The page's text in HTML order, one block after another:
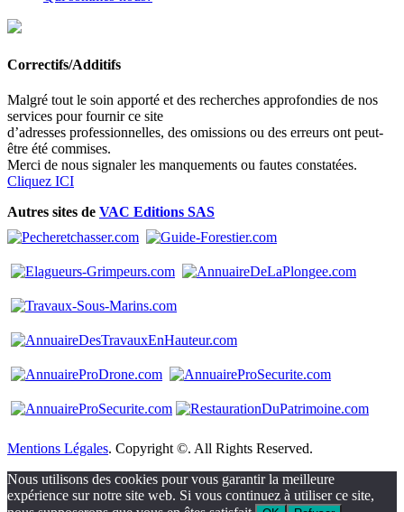
Correctifs/Additifs
Malgré tout le soin apporté et des recherches approfondies de nos
services pour fournir ce site
d’adresses professionnelles, des omissions ou des erreurs ont peut-
être été commises.
Merci de nous signaler les manquements ou fautes constatées.
Cliquez ICI
Autres sites de VAC Editions SAS
Mentions Légales. Copyright ©. All Rights Reserved.
Nous utilisons des cookies pour vous garantir la meilleure
expérience sur notre site web. Si vous continuez à utiliser ce site,